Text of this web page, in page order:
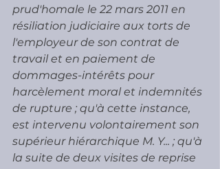
prud'homale le 22 mars 2011 en
résiliation judiciaire aux torts de
l'employeur de son contrat de
travail et en paiement de
dommages-intérêts pour
harcèlement moral et indemnités
de rupture ; qu'à cette instance,
est intervenu volontairement son
supérieur hiérarchique M. Y... ; qu'à
la suite de deux visites de reprise